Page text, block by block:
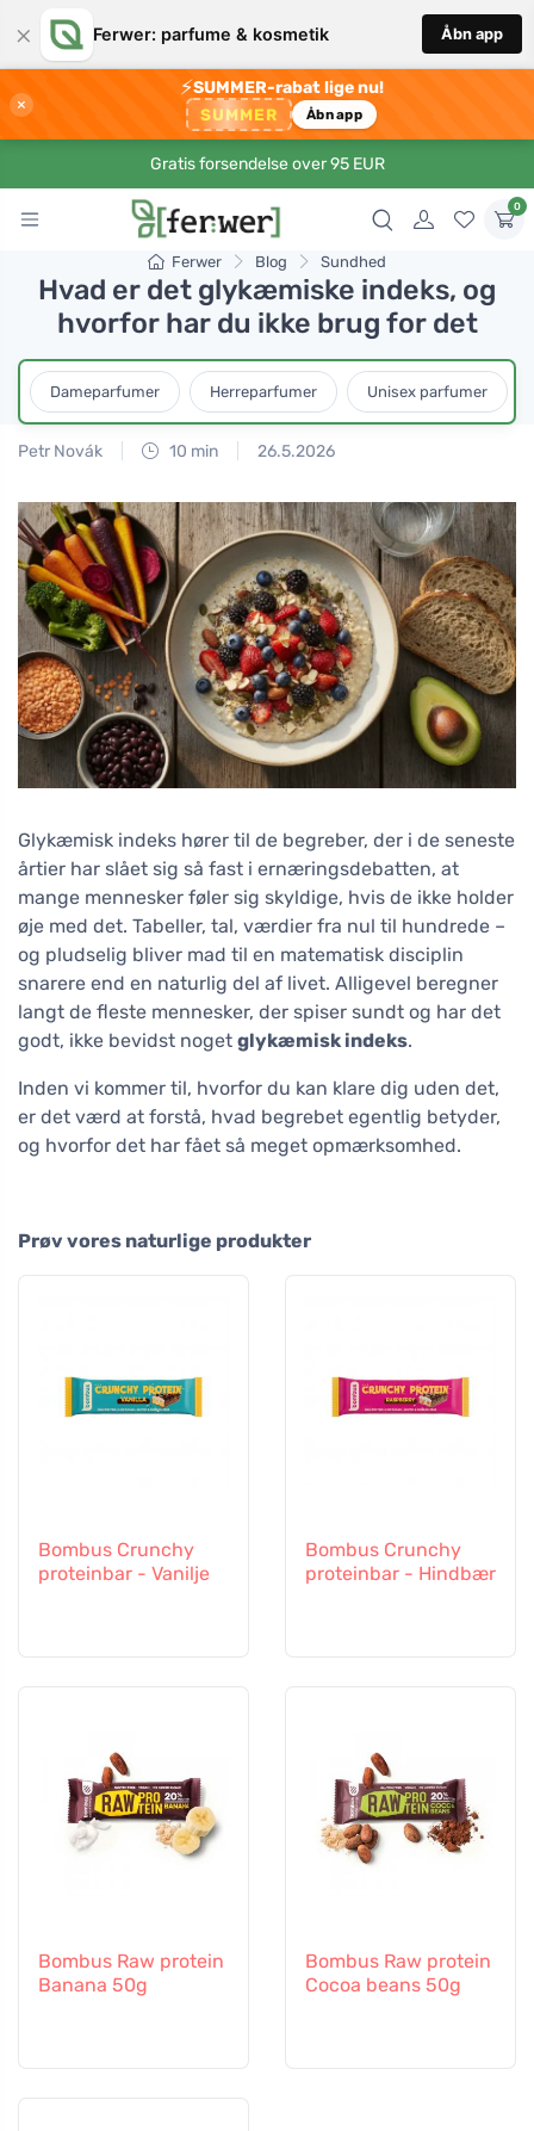
× Ferwer: parfume & kosmetik Åbn app
×
⚡SUMMER-rabat lige nu!
SUMMER Åbn app
Gratis forsendelse over 95 EUR
0
Ferwer Blog Sundhed
Hvad er det glykæmiske indeks, og
hvorfor har du ikke brug for det
Dameparfumer Herreparfumer Unisex parfumer
Petr Novák 10 min 26.5.2026
Glykæmisk indeks hører til de begreber, der i de seneste
årtier har slået sig så fast i ernæringsdebatten, at
mange mennesker føler sig skyldige, hvis de ikke holder
øje med det. Tabeller, tal, værdier fra nul til hundrede –
og pludselig bliver mad til en matematisk disciplin
snarere end en naturlig del af livet. Alligevel beregner
langt de fleste mennesker, der spiser sundt og har det
godt, ikke bevidst noget glykæmisk indeks.
Inden vi kommer til, hvorfor du kan klare dig uden det,
er det værd at forstå, hvad begrebet egentlig betyder,
og hvorfor det har fået så meget opmærksomhed.
Prøv vores naturlige produkter
Bombus Crunchy
proteinbar - Vanilje
Bombus Crunchy
proteinbar - Hindbær
Bombus Raw protein
Banana 50g
Bombus Raw protein
Cocoa beans 50g